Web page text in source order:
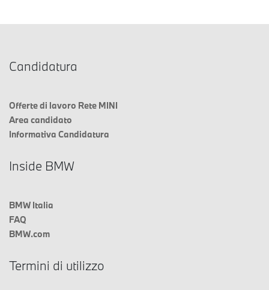
Candidatura
Offerte di lavoro Rete MINI
Area candidato
Informativa Candidatura
Inside BMW
BMW Italia
FAQ
BMW.com
Termini di utilizzo